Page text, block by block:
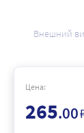
Внешний
Цена:
265.00